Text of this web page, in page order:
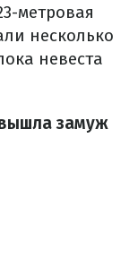
метровая
несколько
невеста
замуж